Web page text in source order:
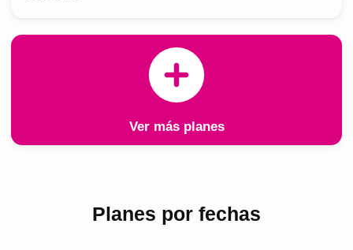
Ver más planes
Planes por fechas